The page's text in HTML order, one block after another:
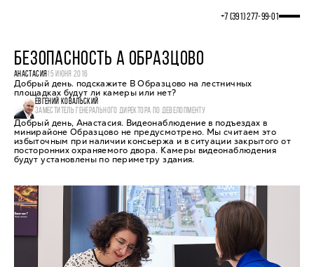
+7 (391) 277‒99‒01
БЕЗОПАСНОСТЬ А ОБРАЗЦОВО
АНАСТАСИЯ15 ИЮНЯ 2016
Добрый день. подскажите В Образцово на лестничных
площадках будут ли камеры или нет?
ЕВГЕНИЙ КОВАЛЬСКИЙ
ЗАМЕСТИТЕЛЬ ГЕНЕРАЛЬНОГО ДИРЕКТОРА ПО ДЕВЕЛОПМЕНТУ
Добрый день, Анастасия. Видеонаблюдение в подъездах в
минирайоне Образцово не предусмотрено. Мы считаем это
избыточным при наличии консьержа и в ситуации закрытого от
посторонних охраняемого двора. Камеры видеонаблюдения
будут установлены по периметру здания.